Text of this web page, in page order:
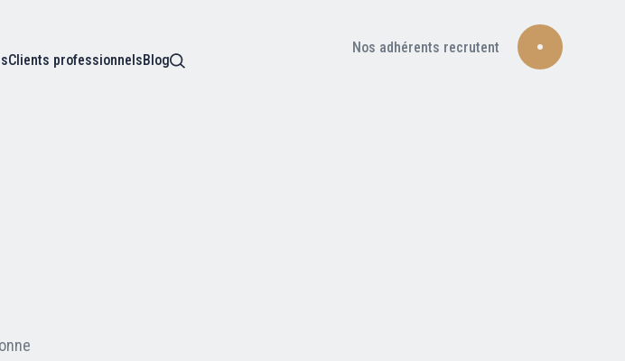
Clients professionnelsBlog
Nos adhérents recrutent